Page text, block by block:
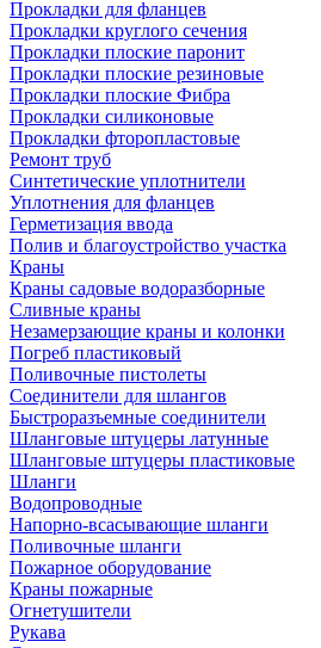
Прокладки для фланцев
Прокладки круглого сечения
Прокладки плоские паронит
Прокладки плоские резиновые
Прокладки плоские Фибра
Прокладки силиконовые
Прокладки фторопластовые
Ремонт труб
Синтетические уплотнители
Уплотнения для фланцев
Герметизация ввода
Полив и благоустройство участка
Краны
Краны садовые водоразборные
Сливные краны
Незамерзающие краны и колонки
Погреб пластиковый
Поливочные пистолеты
Соединители для шлангов
Быстроразъемные соединители
Шланговые штуцеры латунные
Шланговые штуцеры пластиковые
Шланги
Водопроводные
Напорно-всасывающие шланги
Поливочные шланги
Пожарное оборудование
Краны пожарные
Огнетушители
Рукава